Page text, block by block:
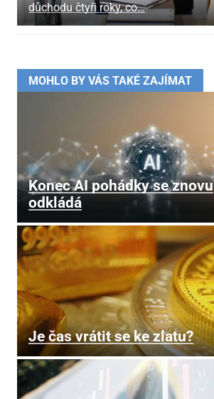
důchodu čtyři roky, co…
MOHLO BY VÁS TAKÉ ZAJÍMAT
Konec AI pohádky se znovu
odkládá
Je čas vrátit se ke zlatu?